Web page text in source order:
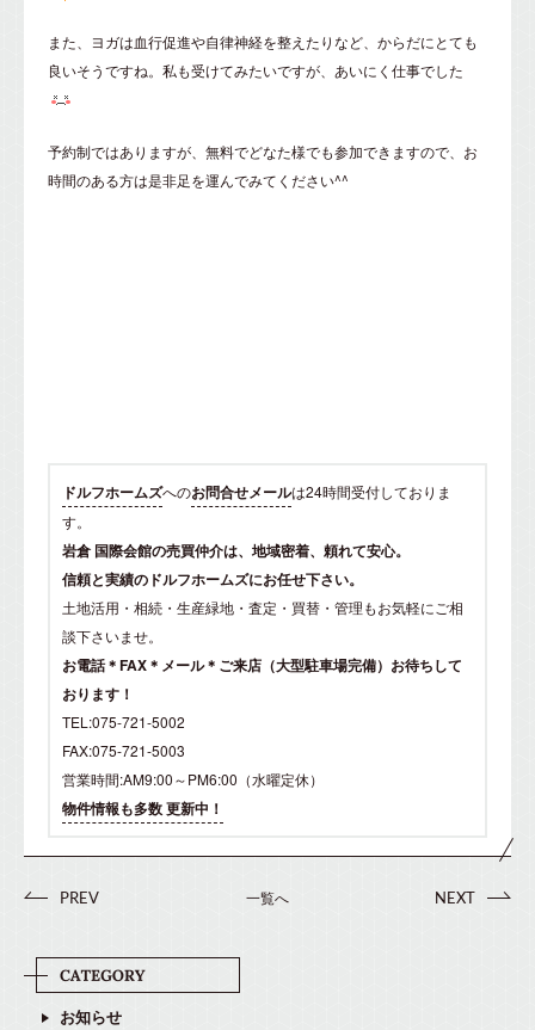
また、ヨガは血行促進や自律神経を整えたりなど、からだにとても
良いそうですね。私も受けてみたいですが、あいにく仕事でした
予約制ではありますが、無料でどなた様でも参加できますので、お
時間のある方は是非足を運んでみてください^^
ドルフホームズへのお問合せメールは24時間受付しておりま
す。
岩倉 国際会館の売買仲介は、地域密着、頼れて安心。
信頼と実績のドルフホームズにお任せ下さい。
土地活用・相続・生産緑地・査定・買替・管理もお気軽にご相
談下さいませ。
お電話＊FAX＊メール＊ご来店（大型駐車場完備）お待ちして
おります！
TEL:075-721-5002
FAX:075-721-5003
営業時間:AM9:00～PM6:00（水曜定休）
物件情報も多数 更新中！
PREV 一覧へ NEXT
お知らせ